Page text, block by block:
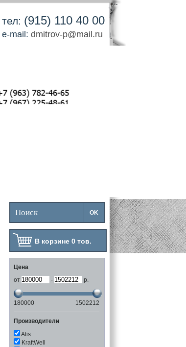
тел: (915) 110 40 00
e-mail: dmitrov-p@mail.ru
В корзине 0 тов.
Цена
от
- р.
180000 1502212
Производители
Atis
KraftWell